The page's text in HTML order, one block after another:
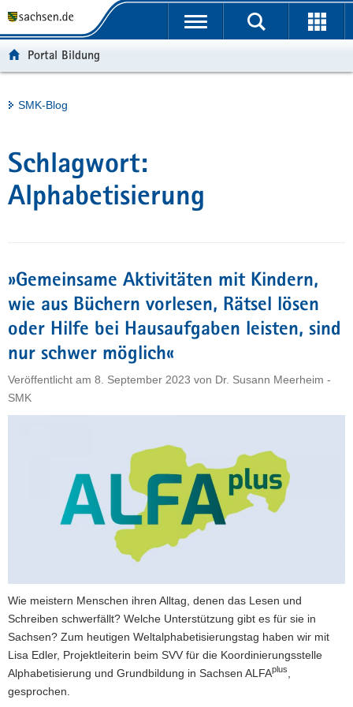
t
e
r
g
e
n
e
N
u
h
a
l
e
v
e
Portalübergreifende
Portal Bildung
Hauptinhalt
SMK-Blog
Schlagwort:
Alphabetisierung
»Gemeinsame Aktivitäten mit Kindern,
wie aus Büchern vorlesen, Rätsel lösen
oder Hilfe bei Hausaufgaben leisten, sind
nur schwer möglich«
Veröffentlicht am 8. September 2023 von Dr. Susann Meerheim -
SMK
Wie meistern Menschen ihren Alltag, denen das Lesen und
Schreiben schwerfällt? Welche Unterstützung gibt es für sie in
Sachsen? Zum heutigen Weltalphabetisierungstag haben wir mit
Lisa Edler, Projektleiterin beim SVV für die Koordinierungsstelle
Alphabetisierung und Grundbildung in Sachsen ALFAplus
gesprochen.